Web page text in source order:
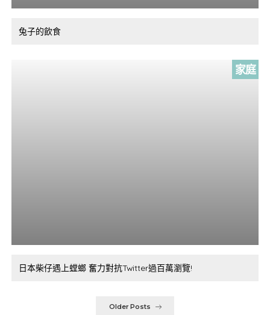
兔子的飲食
家庭
日本柴仔遇上螳螂 奮力對抗Twitter過百萬瀏覽!
Older Posts